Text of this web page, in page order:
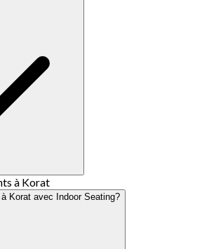
à Korat
Korat avec Indoor Seating?